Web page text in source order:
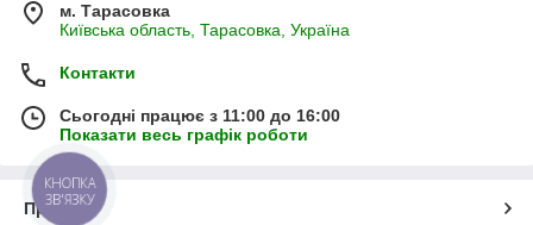
м. Тарасовка
Київська область, Тарасовка, Україна
Контакти
Сьогодні працює з 11:00 до 16:00
Показати весь графік роботи
Про нас
КНОПКА
ЗВ'ЯЗКУ